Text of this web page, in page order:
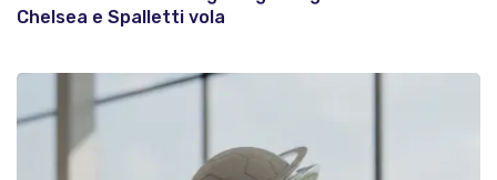
Chelsea e Spalletti vola